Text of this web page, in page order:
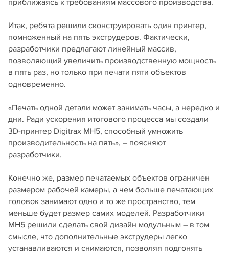
Итак, ребята решили сконструировать один принтер,
помноженный на пять экструдеров. Фактически,
разработчики предлагают линейный массив,
позволяющий увеличить производственную мощность
в пять раз, но только при печати пяти объектов
одновременно.
«Печать одной детали может занимать часы, а нередко и
дни. Ради ускорения итогового процесса мы создали
3D-принтер Digitrax MH5, способный умножить
производительность на пять», – поясняют
разработчики.
Конечно же, размер печатаемых объектов ограничен
размером рабочей камеры, а чем больше печатающих
головок занимают одно и то же пространство, тем
меньше будет размер самих моделей. Разработчики
MH5 решили сделать свой дизайн модульным – в том
смысле, что дополнительные экструдеры легко
устанавливаются и снимаются, позволяя подгонять